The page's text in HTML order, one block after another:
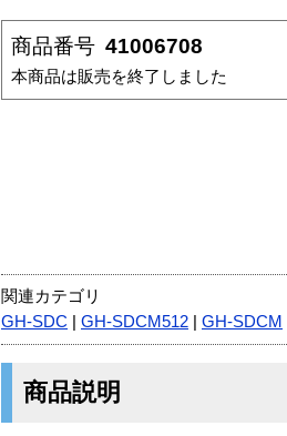
商品番号 41006708
本商品は販売を終了しました
関連カテゴリ
GH-SDC
GH-SDCM512 GH-SDCM
商品説明